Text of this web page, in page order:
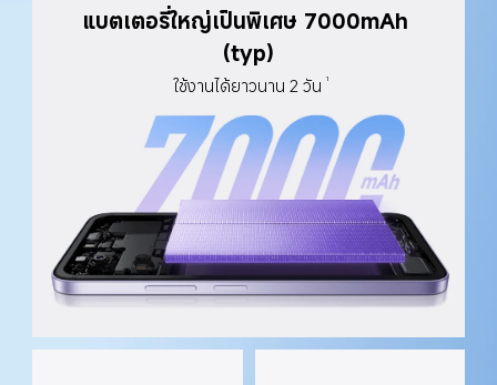
แบตเตอรี่ใหญ่เป็นพิเศษ 7000mAh
(typ)
ใช้งานได้ยาวนาน 2 วัน 1